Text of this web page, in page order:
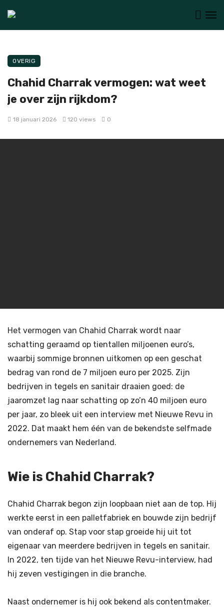
OVERIG
Chahid Charrak vermogen: wat weet
je over zijn rijkdom?
18 januari 2026 120 views 0
Het vermogen van Chahid Charrak wordt naar
schatting geraamd op tientallen miljoenen euro’s,
waarbij sommige bronnen uitkomen op een geschat
bedrag van rond de 7 miljoen euro per 2025. Zijn
bedrijven in tegels en sanitair draaien goed: de
jaaromzet lag naar schatting op zo’n 40 miljoen euro
per jaar, zo bleek uit een interview met Nieuwe Revu in
2022. Dat maakt hem één van de bekendste selfmade
ondernemers van Nederland.
Wie is Chahid Charrak?
Chahid Charrak begon zijn loopbaan niet aan de top. Hij
werkte eerst in een palletfabriek en bouwde zijn bedrijf
van onderaf op. Stap voor stap groeide hij uit tot
eigenaar van meerdere bedrijven in tegels en sanitair.
In 2022, ten tijde van het Nieuwe Revu-interview, had
hij zeven vestigingen in die branche.
Naast ondernemer is hij ook bekend als contentmaker.